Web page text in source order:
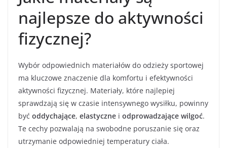
najlepsze do aktywności
fizycznej?
Wybór odpowiednich materiałów do odzieży sportowej
ma kluczowe znaczenie dla komfortu i efektywności
aktywności fizycznej. Materiały, które najlepiej
sprawdzają się w czasie intensywnego wysiłku, powinny
być oddychające, elastyczne i odprowadzające wilgoć.
Te cechy pozwalają na swobodne poruszanie się oraz
utrzymanie odpowiedniej temperatury ciała.